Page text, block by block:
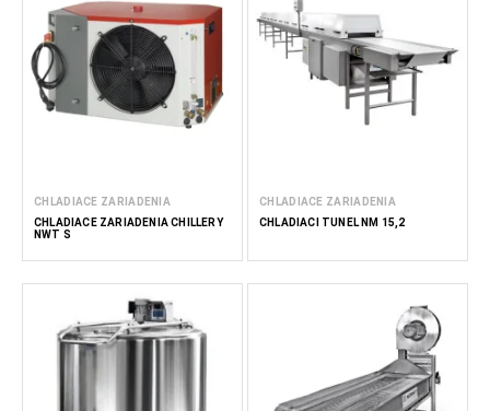
CHLADIACE ZARIADENIA
CHLADIACE ZARIADENIA CHILLERY
NWT S
CHLADIACE ZARIADENIA
CHLADIACI TUNEL NM 15,2